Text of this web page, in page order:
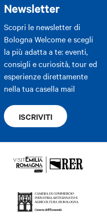
Newsletter
Scopri le newsletter di
Bologna Welcome e scegli
la più adatta a te: eventi,
consigli e curiosità, tour ed
esperienze direttamente
nella tua casella mail
ISCRIVITI